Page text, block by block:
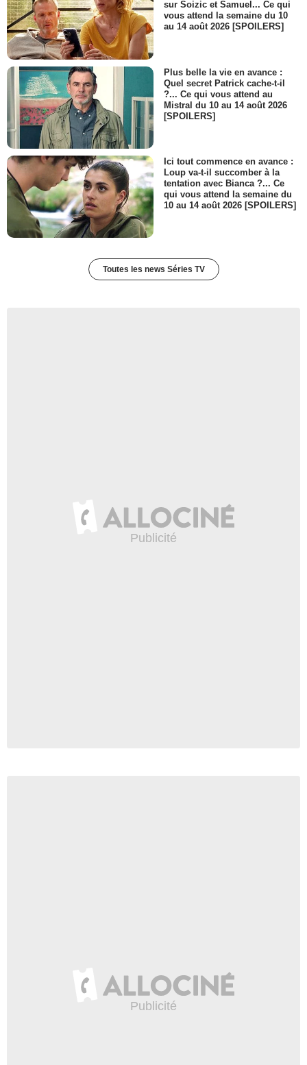
sur Soizic et Samuel... Ce qui
vous attend la semaine du 10
au 14 août 2026 [SPOILERS]
Plus belle la vie en avance :
Quel secret Patrick cache-t-il
?... Ce qui vous attend au
Mistral du 10 au 14 août 2026
[SPOILERS]
Ici tout commence en avance :
Loup va-t-il succomber à la
tentation avec Bianca ?... Ce
qui vous attend la semaine du
10 au 14 août 2026 [SPOILERS]
Toutes les news Séries TV